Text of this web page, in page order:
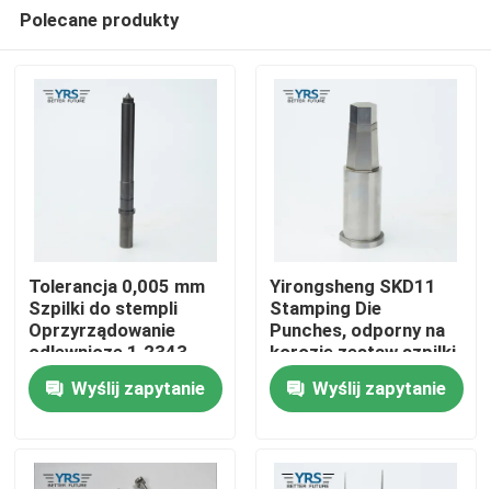
Produkty
O nas
Wycieczka po fabryce
Polecane produkty
Tolerancja 0,005 mm
Szpilki do stempli
Oprzyrządowanie
odlewnicze 1.2343
1.2344 Materiał
Wyślij zapytanie
Yirongsheng SKD11
Stamping Die
Punches, odporny na
korozję zestaw szpilki
Wyślij zapytanie